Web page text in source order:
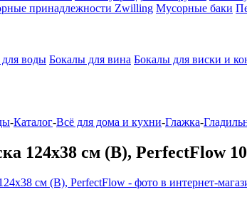
принадлежности Zwilling Мусорные баки
воды Бокалы для вина Бокалы для виски и
-Каталог-Всё для дома и кухни-Глажка-
124х38 см (B), PerfectFlow